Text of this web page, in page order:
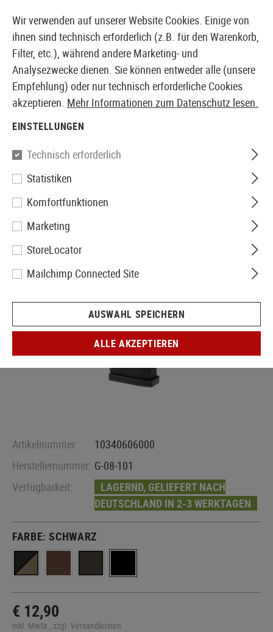
EUROPÄISCHER AIRSOFT SHOP & GROßHÄNDLER
G&G
Magazin M4 Midcap 120rds
Artikelnummer:
10340606000
Herstellernummer: G-08-101
Verfügbarkeit:
LAGERND, GELIEFERT NACH
DEUTSCHLAND IN 2-3 WERKTAGEN
FARBE:SCHWARZ
€ 12,90
inkl. MwSt., zzgl. Versandkosten
Wir verwenden auf unserer Website Cookies. Einige von
ihnen sind technisch erforderlich (z.B. für den Warenkorb,
Filter, etc.), während andere Marketing- und
Analysezwecke dienen. Sie können entweder alle (unsere
Empfehlung) oder nur technisch erforderliche Cookies
akzeptieren. Mehr Informationen zum Datenschutz lesen.
EINSTELLUNGEN
Technisch erforderlich
Statistiken
Komfortfunktionen
Marketing
StoreLocator
Mailchimp Connected Site
AUSWAHL SPEICHERN
ALLE AKZEPTIEREN